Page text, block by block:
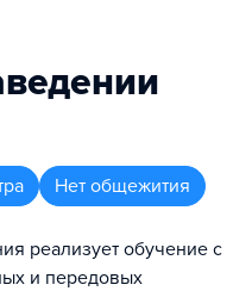
Нет общежития
реализует обучение с
и передовых